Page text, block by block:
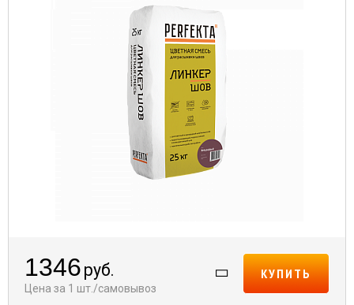
1346 руб.
Цена за 1 шт./самовывоз
КУПИТЬ